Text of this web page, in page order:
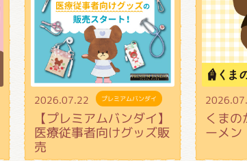
2026.07.22 プレミアムバンダイ
【プレミアムバンダイ】
医療従事者向けグッズ販
売
くま
ーメン